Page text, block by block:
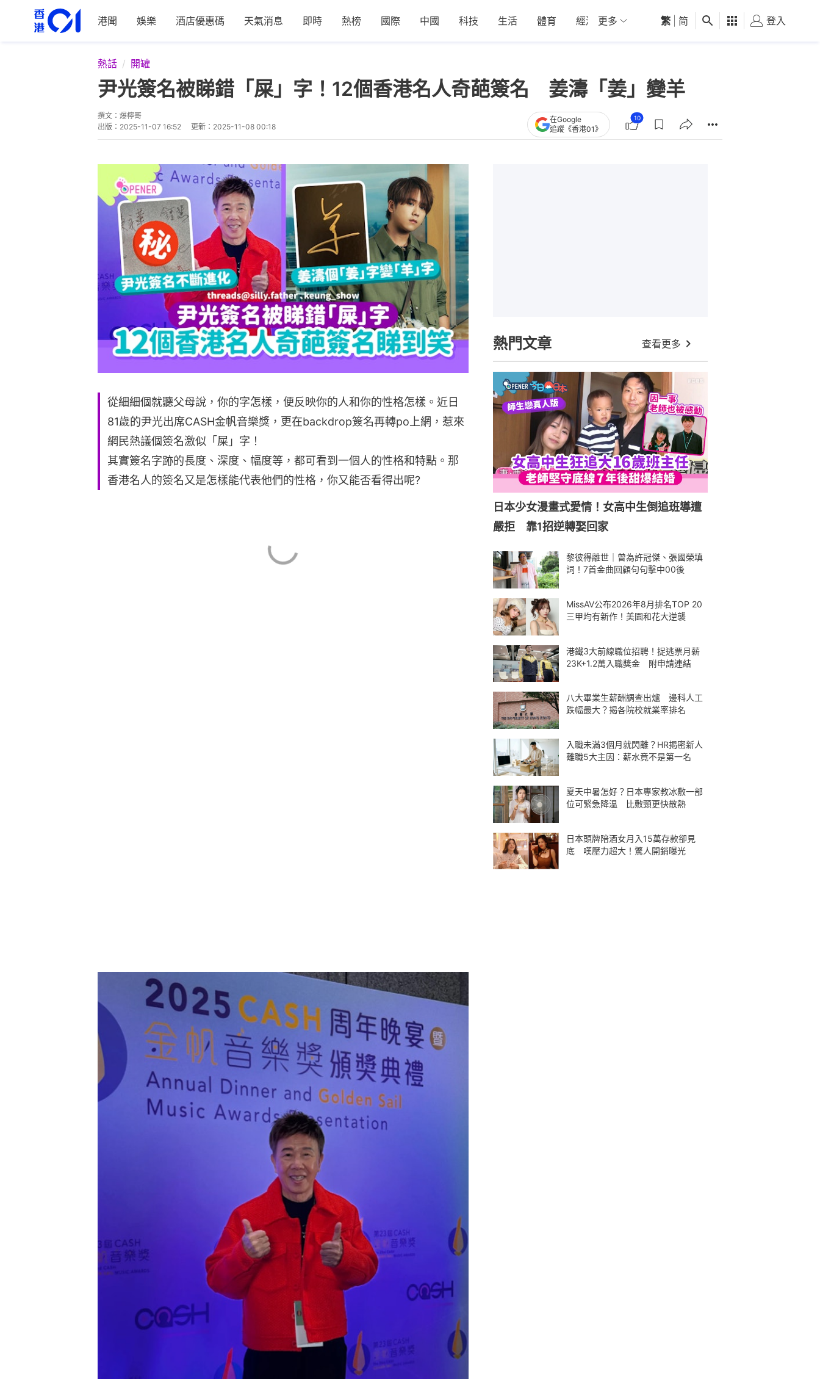
港聞 娛樂 酒店優惠碼 天氣消息 即時 熱榜 國際 中國 科技 生活 體育 經濟 01深圳 觀點 健康 好食玩飛
更多 繁 简 登入
熱話 開罐
尹光簽名被睇錯「屎」字！12個香港名人奇葩簽名 姜濤「姜」變羊
撰文： 爆檸哥
出版： 2025-11-07 16:52 更新： 2025-11-08 00:18
在Google
追蹤《香港01》
10
從細細個就聽父母說，你的字怎樣，便反映你的人和你的性格怎樣。近日
81歲的尹光出席CASH金帆音樂獎，更在backdrop簽名再轉po上網，惹來
網民熱議個簽名激似「屎」字！
其實簽名字跡的長度、深度、幅度等，都可看到一個人的性格和特點。那
香港名人的簽名又是怎樣能代表他們的性格，你又能否看得出呢?
熱門文章 查看更多
日本少女漫畫式愛情！女高中生倒追班導遭
嚴拒 靠1招逆轉娶回家
黎彼得離世｜曾為許冠傑、張國榮填
詞！7首金曲回顧句句擊中00後
MissAV公布2026年8月排名TOP 20
三甲均有新作！美園和花大逆襲
港鐵3大前線職位招聘！捉逃票月薪
23K+1.2萬入職獎金 附申請連結
八大畢業生薪酬調查出爐 邊科人工
跌幅最大？揭各院校就業率排名
入職未滿3個月就閃離？HR揭密新人
離職5大主因：薪水竟不是第一名
夏天中暑怎好？日本專家教冰敷一部
位可緊急降温 比敷頸更快散熱
日本頭牌陪酒女月入15萬存款卻見
底 嘆壓力超大！驚人開銷曝光